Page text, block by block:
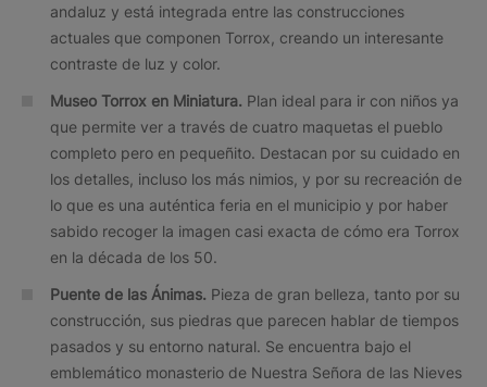
andaluz y está integrada entre las construcciones
actuales que componen Torrox, creando un interesante
contraste de luz y color.
Museo Torrox en Miniatura. Plan ideal para ir con niños ya
que permite ver a través de cuatro maquetas el pueblo
completo pero en pequeñito. Destacan por su cuidado en
los detalles, incluso los más nimios, y por su recreación de
lo que es una auténtica feria en el municipio y por haber
sabido recoger la imagen casi exacta de cómo era Torrox
en la década de los 50.
Puente de las Ánimas. Pieza de gran belleza, tanto por su
construcción, sus piedras que parecen hablar de tiempos
pasados y su entorno natural. Se encuentra bajo el
emblemático monasterio de Nuestra Señora de las Nieves